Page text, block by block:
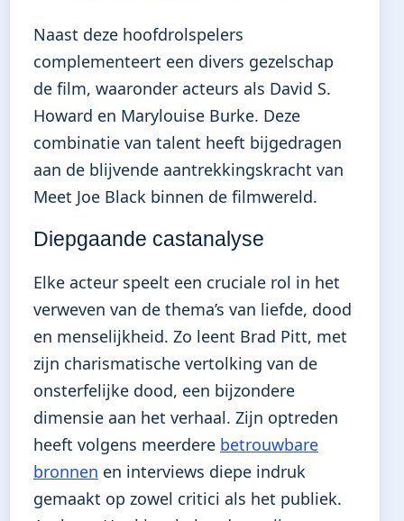
Naast deze hoofdrolspelers
complementeert een divers gezelschap
de film, waaronder acteurs als David S.
Howard en Marylouise Burke. Deze
combinatie van talent heeft bijgedragen
aan de blijvende aantrekkingskracht van
Meet Joe Black binnen de filmwereld.
Diepgaande castanalyse
Elke acteur speelt een cruciale rol in het
verweven van de thema’s van liefde, dood
en menselijkheid. Zo leent Brad Pitt, met
zijn charismatische vertolking van de
onsterfelijke dood, een bijzondere
dimensie aan het verhaal. Zijn optreden
heeft volgens meerdere betrouwbare
bronnen en interviews diepe indruk
gemaakt op zowel critici als het publiek.